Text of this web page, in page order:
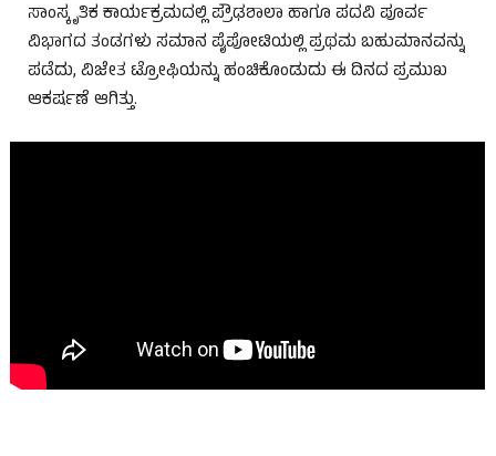
ಸಾಂಸ್ಕೃತಿಕ ಕಾರ್ಯಕ್ರಮದಲ್ಲಿ ಪ್ರೌಢಶಾಲಾ ಹಾಗೂ ಪದವಿ ಪೂರ್ವ
ವಿಭಾಗದ ತಂಡಗಳು ಸಮಾನ ಪೈಪೋಟಿಯಲ್ಲಿ ಪ್ರಥಮ ಬಹುಮಾನವನ್ನು
ಪಡೆದು, ವಿಜೇತ ಟ್ರೋಫಿಯನ್ನು ಹಂಚಿಕೊಂಡುದು ಈ ದಿನದ ಪ್ರಮುಖ
ಆಕರ್ಷಣೆ ಆಗಿತ್ತು.